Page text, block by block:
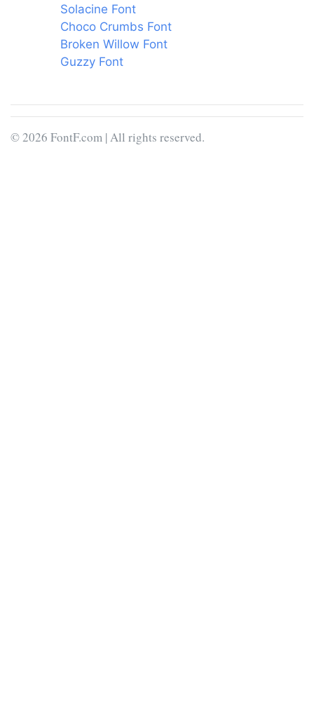
Solacine Font
Choco Crumbs Font
Broken Willow Font
Guzzy Font
© 2026 FontF.com | All rights reserved.